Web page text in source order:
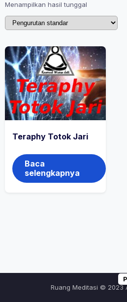
Menampilkan hasil tunggal
Teraphy Totok Jari
Baca
selengkapnya
Ruang Meditasi © 2023